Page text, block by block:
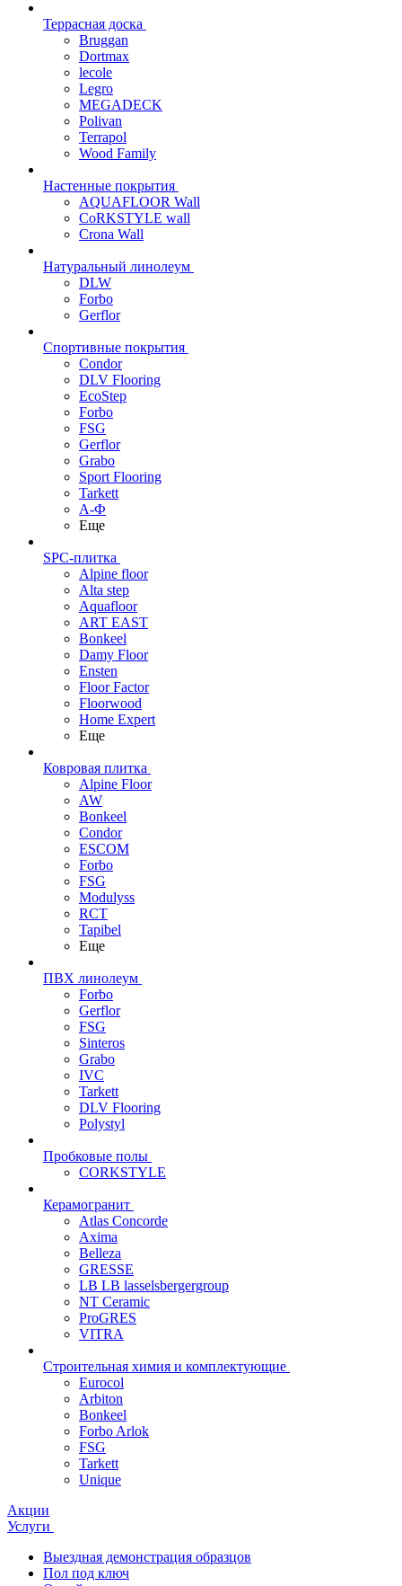
Террасная доска
Bruggan
Dortmax
lecole
Legro
MEGADECK
Polivan
Terrapol
Wood Family
Настенные покрытия
AQUAFLOOR Wall
CoRKSTYLE wall
Crona Wall
Натуральный линолеум
DLW
Forbo
Gerflor
Спортивные покрытия
Condor
DLV Flooring
EcoStep
Forbo
FSG
Gerflor
Grabo
Sport Flooring
Tarkett
А-Ф
Еще
SPC-плитка
Alpine floor
Alta step
Aquafloor
ART EAST
Bonkeel
Damy Floor
Ensten
Floor Factor
Floorwood
Home Expert
Еще
Ковровая плитка
Alpine Floor
AW
Bonkeel
Condor
ESCOM
Forbo
FSG
Modulyss
RCT
Tapibel
Еще
ПВХ линолеум
Forbo
Gerflor
FSG
Sinteros
Grabo
IVC
Tarkett
DLV Flooring
Polystyl
Пробковые полы
CORKSTYLE
Керамогранит
Atlas Concorde
Axima
Belleza
GRESSE
LB LB lasselsbergergroup
NT Ceramic
ProGRES
VITRA
Строительная химия и комплектующие
Eurocol
Arbiton
Bonkeel
Forbo Arlok
FSG
Tarkett
Unique
Акции
Услуги
Выездная демонстрация образцов
Пол под ключ